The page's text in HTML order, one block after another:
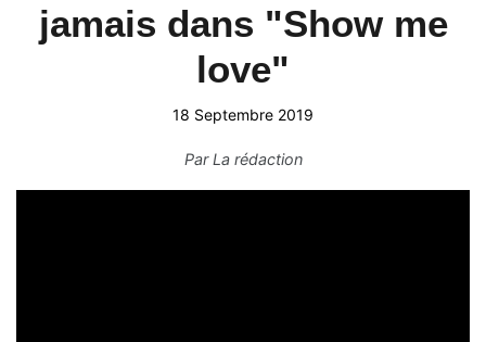
jamais dans "Show me
love"
18 Septembre 2019
ParLa rédaction